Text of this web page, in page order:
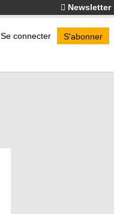
Newsletter
Se connecter S'abonner